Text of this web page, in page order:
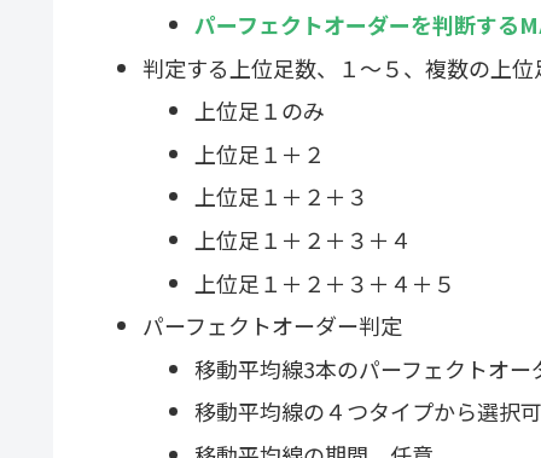
パーフェクトオーダーを判断する
判定する上位足数、１～５、複数の上
上位足１のみ
上位足１＋２
上位足１＋２＋３
上位足１＋２＋３＋４
上位足１＋２＋３＋４＋５
パーフェクトオーダー判定
移動平均線3本のパーフェクトオー
移動平均線の４つタイプから選択